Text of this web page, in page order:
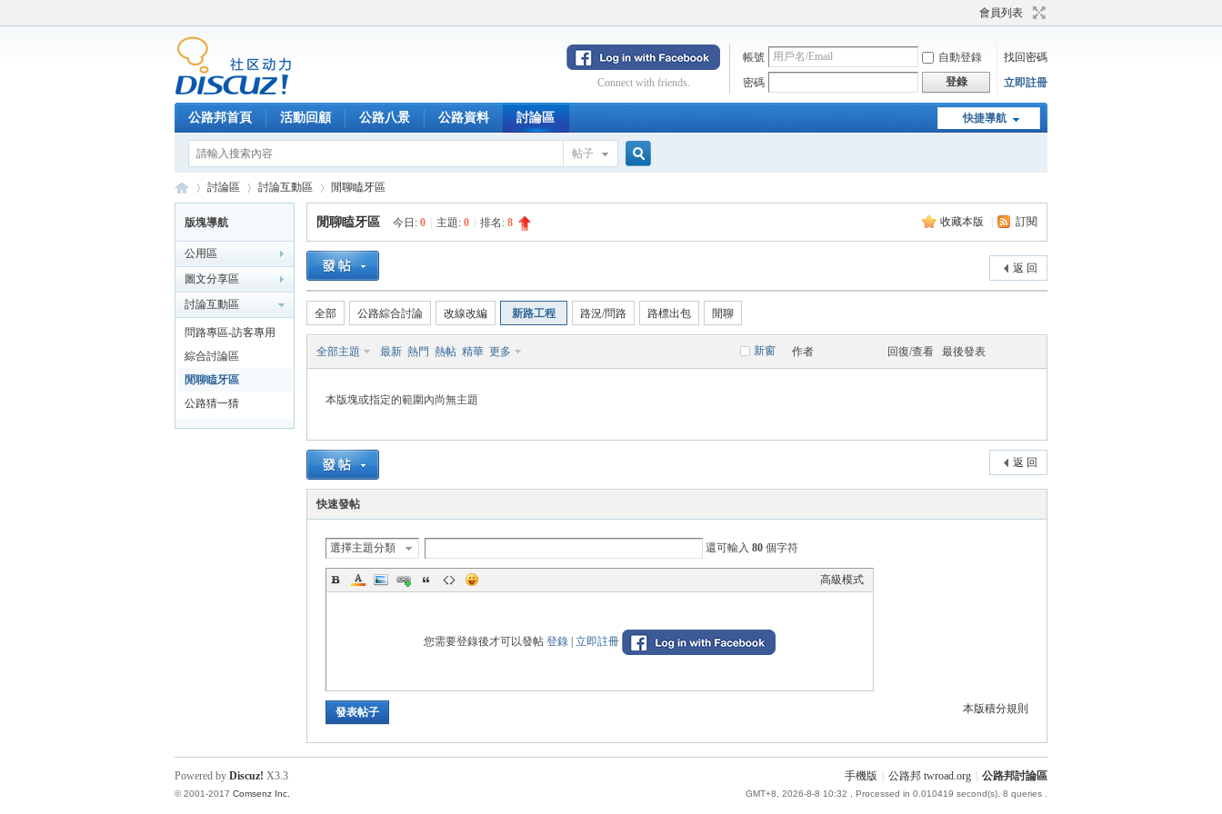
會員列表
帳號 自動登錄
找回密碼
密碼
登錄 立即註冊
Connect with friends.
快捷導航
公路邦首頁 活動回顧 公路八景 公路資料 討論區
帖子
公 »
討論區
›
討論互動區 閒聊瞌牙區
版塊導航
公用區
圖文分享區
討論互動區
問路專區-訪客專用
綜合討論區
閒聊瞌牙區
公路猜一猜
收藏本版 訂閱
閒聊瞌牙區 今日: 0 主題: 0 排名: 8
返 回
全部 公路綜合討論 改線改編 新路工程 路況/問路 路標出包 閒聊
新窗
全部主題 最新 熱門 熱帖 精華 更多 作者 回復/查看 最後發表
本版塊或指定的範圍內尚無主題
返 回
快速發帖
選擇主題分類 還可輸入 80 個字符
高級模式
您需要登錄後才可以發帖 登錄 立即註冊
本版積分規則
發表帖子
手機版 公路邦 twroad.org 公路邦討論區
GMT+8, 2026-8-8 10:32 , Processed in 0.010419 second(s), 8 queries .
Powered by Discuz! X3.3
© 2001-2017 Comsenz Inc.